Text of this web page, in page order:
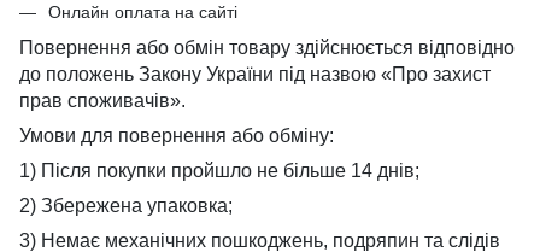
Онлайн оплата на сайті
Повернення або обмін товару здійснюється відповідно
до положень Закону України під назвою «Про захист
прав споживачів».
Умови для повернення або обміну:
1) Після покупки пройшло не більше 14 днів;
2) Збережена упаковка;
3) Немає механічних пошкоджень, подряпин та слідів